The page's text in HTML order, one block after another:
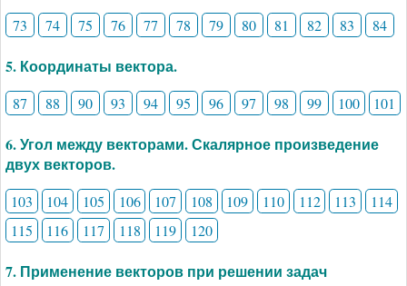
73 74 75 76 77 78 79 80 81 82 83 84
5. Координаты вектора.
87 88 90 93 94 95 96 97 98 99 100 101
6. Угол между векторами. Скалярное произведение
двух векторов.
103 104 105 106 107 108 109 110 112 113
114
115
116 117 118 119 120
7. Применение векторов при решении задач